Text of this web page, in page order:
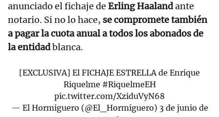
anunciado el fichaje de Erling Haalandante
notario. Si no lo hace, se compromete también
a pagar la cuota anual a todos los abonados de
la entidadblanca.
[EXCLUSIVA] El FICHAJE ESTRELLA de Enrique
Riquelme #RiquelmeEH
pic.twitter.com/XziduVyN68
— El Hormiguero (@El_Hormiguero) 3 de junio de